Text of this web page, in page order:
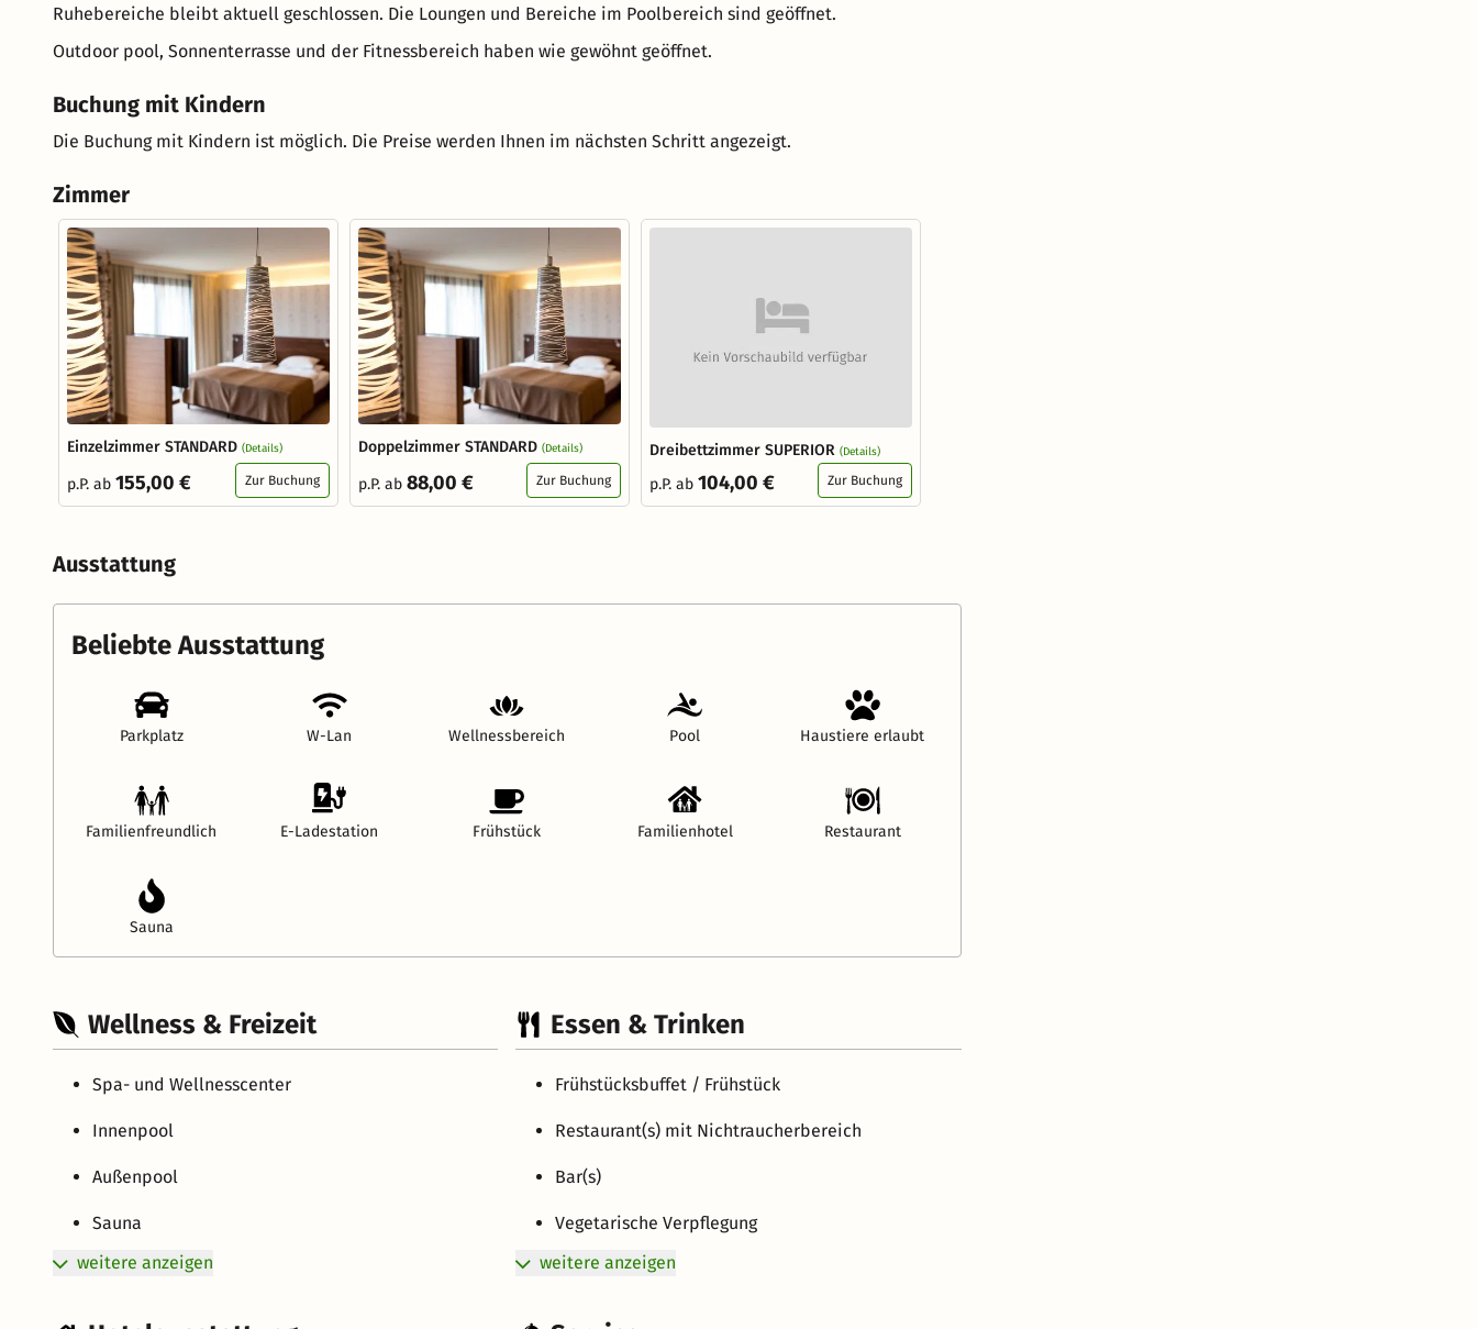
Ruhebereiche bleibt aktuell geschlossen. Die Loungen und Bereiche im Poolbereich sind geöffnet.
Outdoor pool, Sonnenterrasse und der Fitnessbereich haben wie gewöhnt geöffnet.
Buchung mit Kindern
Die Buchung mit Kindern ist möglich. Die Preise werden Ihnen im nächsten Schritt angezeigt.
Zimmer
Einzelzimmer STANDARD (Details)
p.P. ab 155,00 € Zur Buchung
Doppelzimmer STANDARD (Details)
p.P. ab 88,00 € Zur Buchung
Dreibettzimmer SUPERIOR (Details)
p.P. ab 104,00 € Zur Buchung
Ausstattung
Beliebte Ausstattung
Parkplatz W-Lan Wellnessbereich Pool Haustiere erlaubt
Familienfreundlich E-Ladestation Frühstück Familienhotel Restaurant
Sauna
Wellness & Freizeit
Spa- und Wellnesscenter
Innenpool
Außenpool
Sauna
weitere anzeigen
Essen & Trinken
Frühstücksbuffet / Frühstück
Restaurant(s) mit Nichtraucherbereich
Bar(s)
Vegetarische Verpflegung
weitere anzeigen